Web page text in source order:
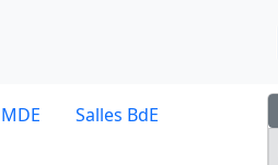
MDE Salles BdE